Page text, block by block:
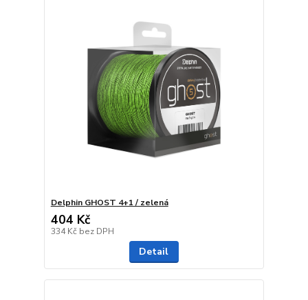
Delphin GHOST 4+1 / zelená
404 Kč
334 Kč bez DPH
Detail